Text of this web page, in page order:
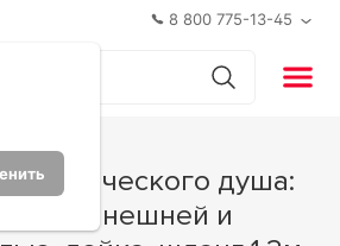
8 800 775-13-45
с внешней и